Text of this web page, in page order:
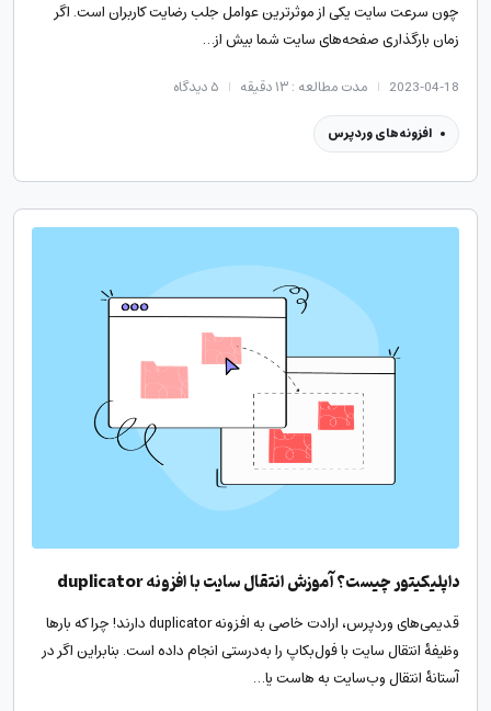
چون سرعت سایت یکی از موثرترین عوامل جلب رضایت کاربران است. اگر
زمان بارگذاری صفحه‌های سایت شما بیش از…
2023-04-18 مدت مطالعه : ۱۳ دقیقه ۵دیدگاه
افزونه‌های وردپرس
داپلیکیتور چیست؟ آموزش انتقال سایت با افزونه duplicator
قدیمی‌های وردپرس، ارادت خاصی به افزونه duplicator دارند! چرا که بارها
وظیفهٔ انتقال سایت با فول‌بکاپ را به‌درستی انجام داده است. بنابراین اگر در
آستانهٔ انتقال وب‌سایت به هاست یا…